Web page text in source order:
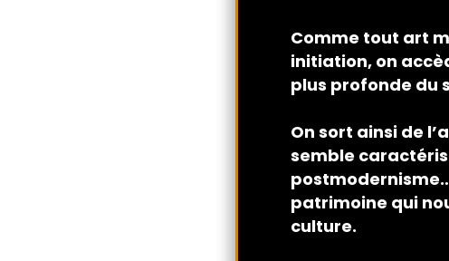
Comme tout art
initiation, on
plus profonde du
On sort ainsi de
semble
patrimoine qui
culture.